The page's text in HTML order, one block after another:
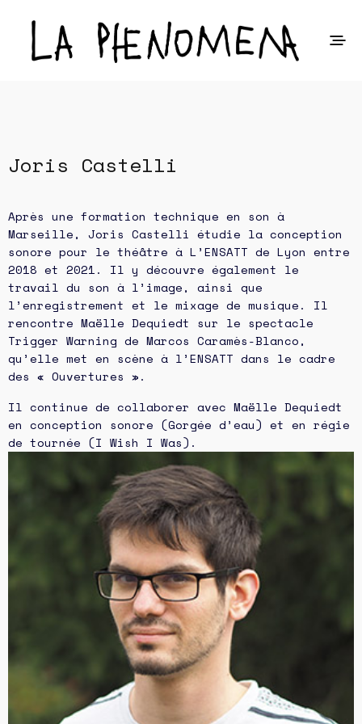
Joris Castelli
Après une formation technique en son à
Marseille, Joris Castelli étudie la conception
sonore pour le théâtre à L’ENSATT de Lyon entre
2018 et 2021. Il y découvre également le
travail du son à l’image, ainsi que
l’enregistrement et le mixage de musique. Il
rencontre Maëlle Dequiedt sur le spectacle
Trigger Warning de Marcos Caramès-Blanco,
qu’elle met en scène à l’ENSATT dans le cadre
des « Ouvertures ».
Il continue de collaborer avec Maëlle Dequiedt
en conception sonore (Gorgée d’eau) et en régie
de tournée (I Wish I Was).